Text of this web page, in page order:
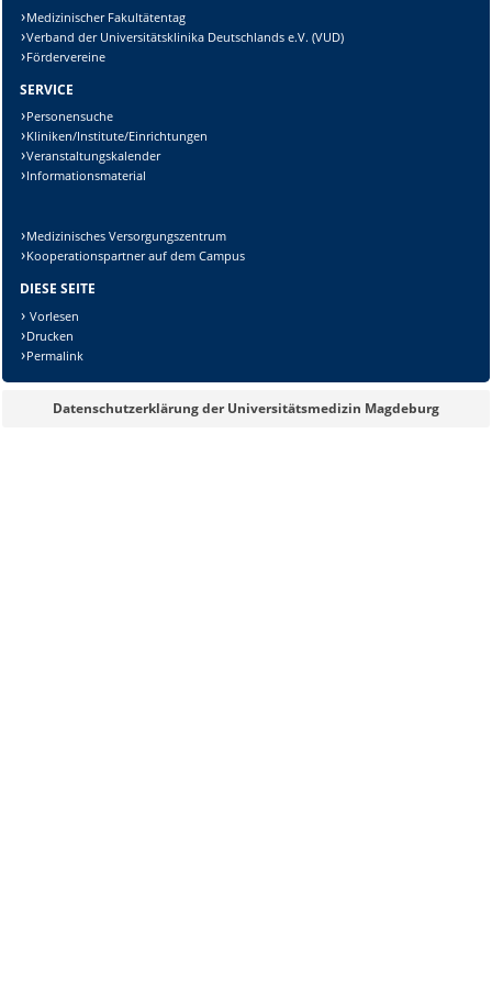
Sicherheitsabfrage:
Medizinischer Fakultätentag
Verband der Universitätsklinika Deutschlands e.V. (VUD)
Fördervereine
SERVICE
Personensuche
Kliniken/Institute/Einrichtungen
Veranstaltungskalender
Informationsmaterial
Medizinisches Versorgungszentrum
Kooperationspartner auf dem Campus
DIESE SEITE
Vorlesen
Drucken
Permalink
Datenschutzerklärung der Universitätsmedizin Magdeburg